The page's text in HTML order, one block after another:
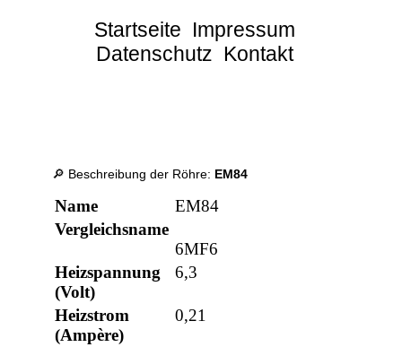
Startseite Impressum
Datenschutz Kontakt
🔎 Beschreibung der Röhre: EM84
Name
EM84
Vergleichsname
6MF6
Heizspannung
(Volt)
6,3
Heizstrom
(Ampère)
0,21